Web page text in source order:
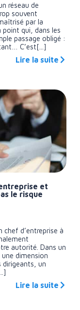
réseau de
souvent
par la
point qui, dans les
passage obligé :
C’est[...]
Lire la suite
et
le risque
chef d’entreprise à
autorité. Dans un
dimension
dirigeants, un
Lire la suite